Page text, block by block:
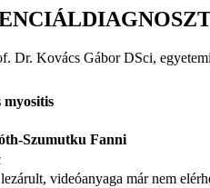
Dr. Kovács Gábor DSci,
myositis
Szumutku Fanni
videóanyaga már nem